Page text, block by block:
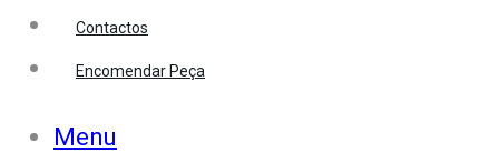
Contactos
Encomendar Peça
Menu